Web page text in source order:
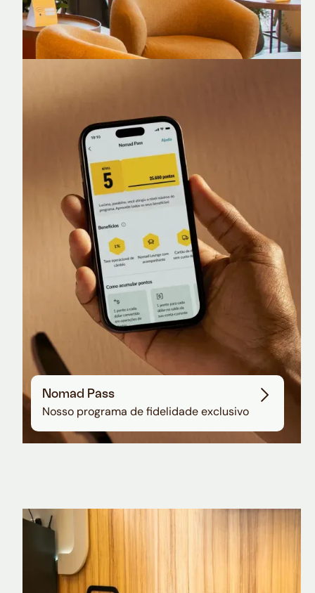
Nomad Lounge
Sala VIP no Aeroporto de Guarulhos
Nomad Pass
Nosso programa de fidelidade exclusivo